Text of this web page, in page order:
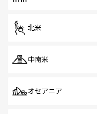
北米
中南米
オセアニア